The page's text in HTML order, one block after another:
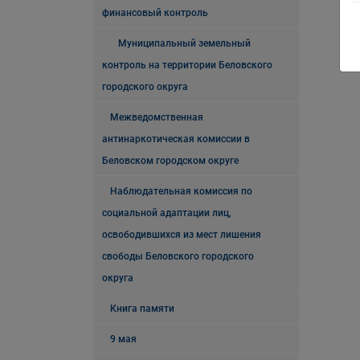
финансовый контроль
Муниципальный земельный
контроль на территории Беловского
городского округа
Межведомственная
антинаркотическая комиссии в
Беловском городском округе
Наблюдательная комиссия по
социальной адаптации лиц,
освободившихся из мест лишения
свободы Беловского городского
округа
Книга памяти
9 мая